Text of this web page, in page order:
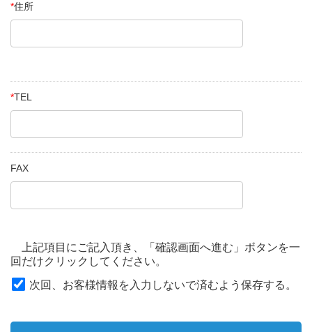
*住所
*TEL
FAX
上記項目にご記入頂き、「確認画面へ進む」ボタンを一
回だけクリックしてください。
次回、お客様情報を入力しないで済むよう保存する。